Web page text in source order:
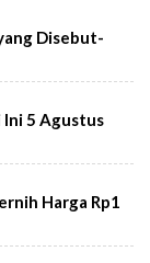
Disebut-
5 Agustus
Harga Rp1